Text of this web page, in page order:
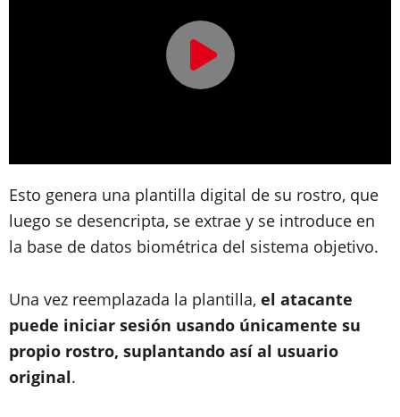
Esto genera una plantilla digital de su rostro, que
luego se desencripta, se extrae y se introduce en
la base de datos biométrica del sistema objetivo.
Una vez reemplazada la plantilla, el atacante
puede iniciar sesión usando únicamente su
propio rostro, suplantando así al usuario
original.